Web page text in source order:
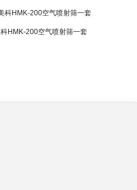
科HMK-200空气喷射筛一套
HMK-200空气喷射筛一套